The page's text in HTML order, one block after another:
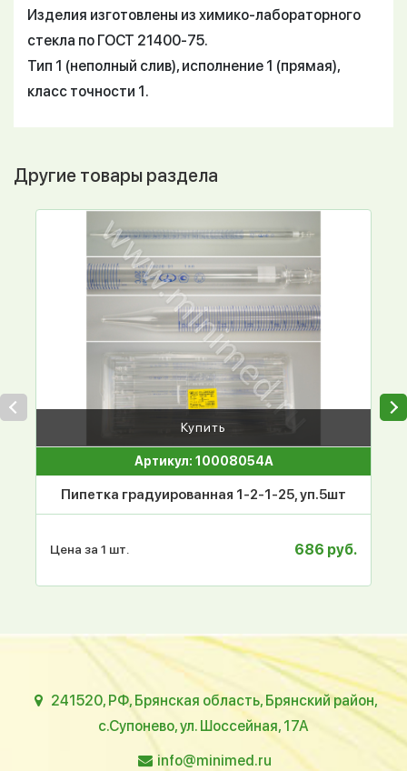
Изделия изготовлены из химико-лабораторного
стекла по ГОСТ 21400-75.
Тип 1 (неполный слив), исполнение 1 (прямая),
класс точности 1.
Другие товары раздела
Купить
Артикул: 10008054А
Пипетка градуированная 1-2-1-25, уп.5шт
Цена за 1 шт. 686 руб.
241520, РФ, Брянская область, Брянский район,
с.Супонево, ул. Шоссейная, 17А
info@minimed.ru